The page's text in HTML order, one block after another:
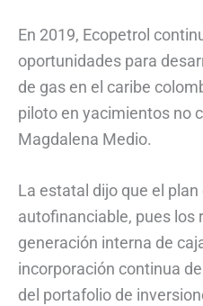
En 2019, Ecopetrol
oportunidades para
de gas en el caribe
piloto en yacimientos no
Magdalena Medio.
La estatal dijo que el
autofinanciable, pues los
generación interna de
incorporación continua
del portafolio de